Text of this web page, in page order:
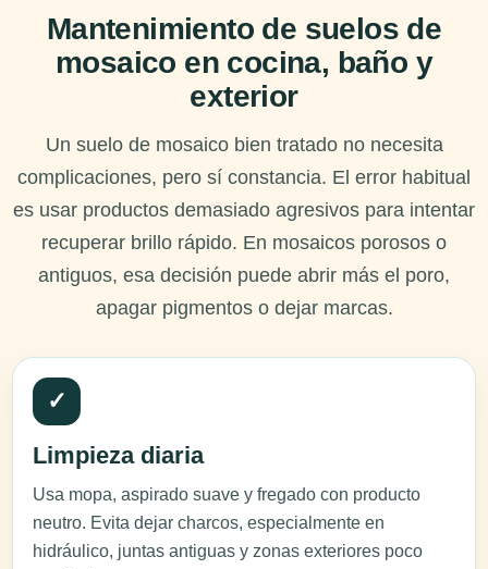
Mantenimiento de suelos de
mosaico en cocina, baño y
exterior
Un suelo de mosaico bien tratado no necesita
complicaciones, pero sí constancia. El error habitual
es usar productos demasiado agresivos para intentar
recuperar brillo rápido. En mosaicos porosos o
antiguos, esa decisión puede abrir más el poro,
apagar pigmentos o dejar marcas.
✓
Limpieza diaria
Usa mopa, aspirado suave y fregado con producto
neutro. Evita dejar charcos, especialmente en
hidráulico, juntas antiguas y zonas exteriores poco